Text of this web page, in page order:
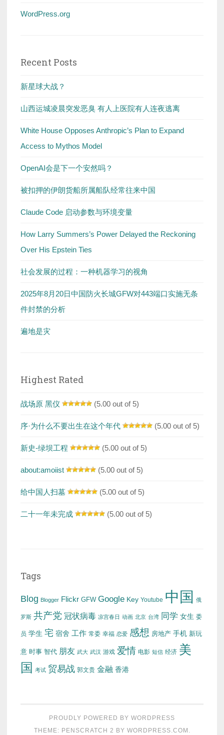
WordPress.org
Recent Posts
新星球大战？
山西运城凌晨突发恶臭 有人上医院有人连夜逃离
White House Opposes Anthropic’s Plan to Expand
Access to Mythos Model
OpenAI会是下一个安然吗？
被扣押的伊朗货船所属船队经常往来中国
Claude Code 启动参数与环境变量
How Larry Summers’s Power Delayed the Reckoning
Over His Epstein Ties
社会发展的过程：一种机器学习的视角
2025年8月20日中国防火长城GFW对443端口实施无条
件封禁的分析
遍地是灾
Highest Rated
战场原 黑仪 (5.00 out of 5)
序·为什么不要出生在这个年代 (5.00 out of 5)
新史-绿坝工程 (5.00 out of 5)
about:amoiist (5.00 out of 5)
给中国人扫墓 (5.00 out of 5)
二十一年未完成 (5.00 out of 5)
Tags
Blog Blogger Flickr GFW Google Key Youtube 中国 俄
罗斯 共产党 冠状病毒 凉宫春日 动画 北京 台湾 同学 女生 委
员 学生 宅 宿舍 工作 常委 幸福 恋爱 感想 房地产 手机 新玩
意 时事 智代 朋友 武大 武汉 游戏 爱情 电影 短信 经济 美
国 考试 贸易战 郭文贵 金融 香港
PROUDLY POWERED BY WORDPRESS
THEME: PENSCRATCH 2 BY WORDPRESS.COM